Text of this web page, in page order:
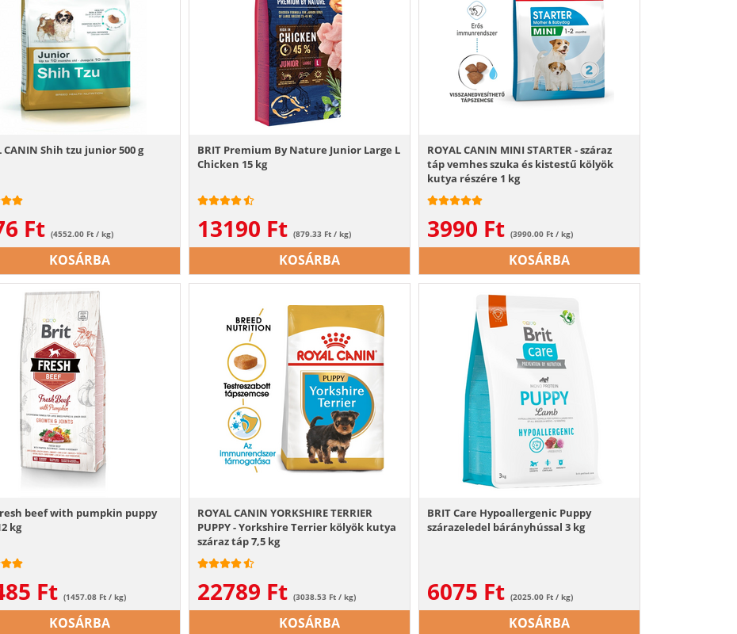
CANIN Shih tzu junior 500 g
Ft (4552.00 Ft / kg)
KOSÁRBA
BRIT Premium By Nature Junior Large L
Chicken 15 kg
13190 Ft (879.33 Ft / kg)
KOSÁRBA
ROYAL CANIN MINI STARTER - száraz
táp vemhes szuka és kistestű kölyök
kutya részére 1 kg
3990 Ft (3990.00 Ft / kg)
KOSÁRBA
beef with pumpkin puppy
kg
Ft (1457.08 Ft / kg)
KOSÁRBA
ROYAL CANIN YORKSHIRE TERRIER
PUPPY - Yorkshire Terrier kölyök kutya
száraz táp 7,5 kg
22789 Ft (3038.53 Ft / kg)
KOSÁRBA
BRIT Care Hypoallergenic Puppy
szárazeledel bárányhússal 3 kg
6075 Ft (2025.00 Ft / kg)
KOSÁRBA